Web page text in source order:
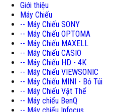
Giới thiệu
Máy Chiếu
-- Máy Chiếu SONY
-- Máy Chiếu OPTOMA
-- Máy Chiếu MAXELL
-- Máy Chiếu CASIO
-- Máy Chiếu HD - 4K
-- Máy Chiếu VIEWSONIC
-- Máy Chiếu MINI - Bỏ Túi
-- Máy Chiếu Vật Thể
-- Máy chiếu BenQ